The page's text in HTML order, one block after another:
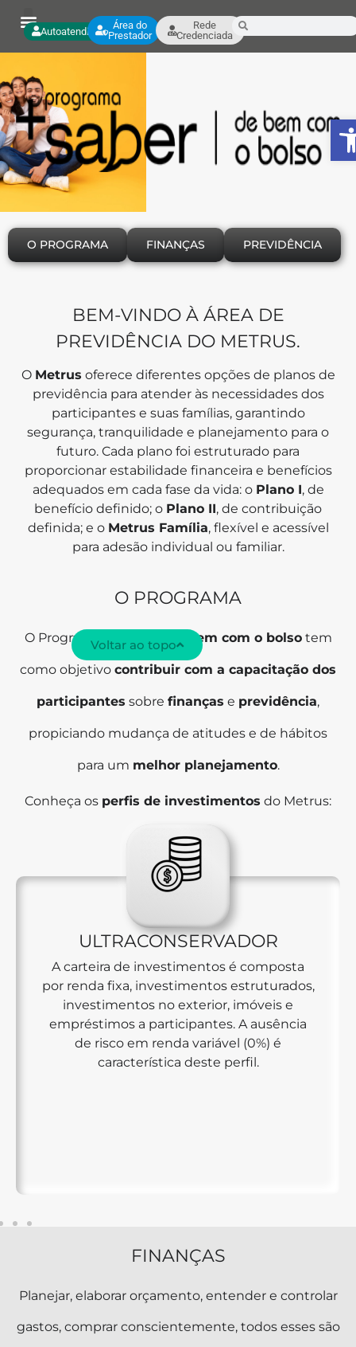
AutoatendimentoÁrea do
Prestador
Rede
Credenciada
O PROGRAMA FINANÇAS PREVIDÊNCIA
BEM-VINDO À ÁREA DE
PREVIDÊNCIA DO METRUS.
O Metrus oferece diferentes opções de planos de
previdência para atender às necessidades dos
participantes e suas famílias, garantindo
segurança, tranquilidade e planejamento para o
futuro. Cada plano foi estruturado para
proporcionar estabilidade financeira e benefícios
adequados em cada fase da vida: o Plano I, de
benefício definido; o Plano II, de contribuição
definida; e o Metrus Família, flexível e acessível
para adesão individual ou familiar.
O PROGRAMA
O Programa + Saber | De bem com o bolsotem
como objetivo contribuir com a capacitação dos
participantes sobre finanças e previdência,
propiciando mudança de atitudes e de hábitos
para um melhor planejamento.
Conheça os perfis de investimentos do Metrus:
ULTRACONSERVADOR
A carteira de investimentos é composta
por renda fixa, investimentos estruturados,
investimentos no exterior, imóveis e
empréstimos a participantes. A ausência
de risco em renda variável (0%) é
característica deste perfil.
FINANÇAS
Planejar, elaborar orçamento, entender e controlar
gastos, comprar conscientemente, todos esses são
Voltar ao topo